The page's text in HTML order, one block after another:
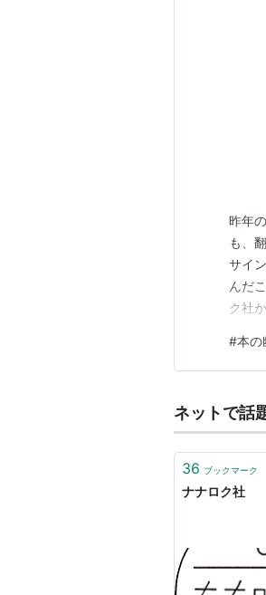
昨年
も、
サイ
んだ
ク社
は、
#本の
ネットで話
36 ブックマーク
ナナロク社